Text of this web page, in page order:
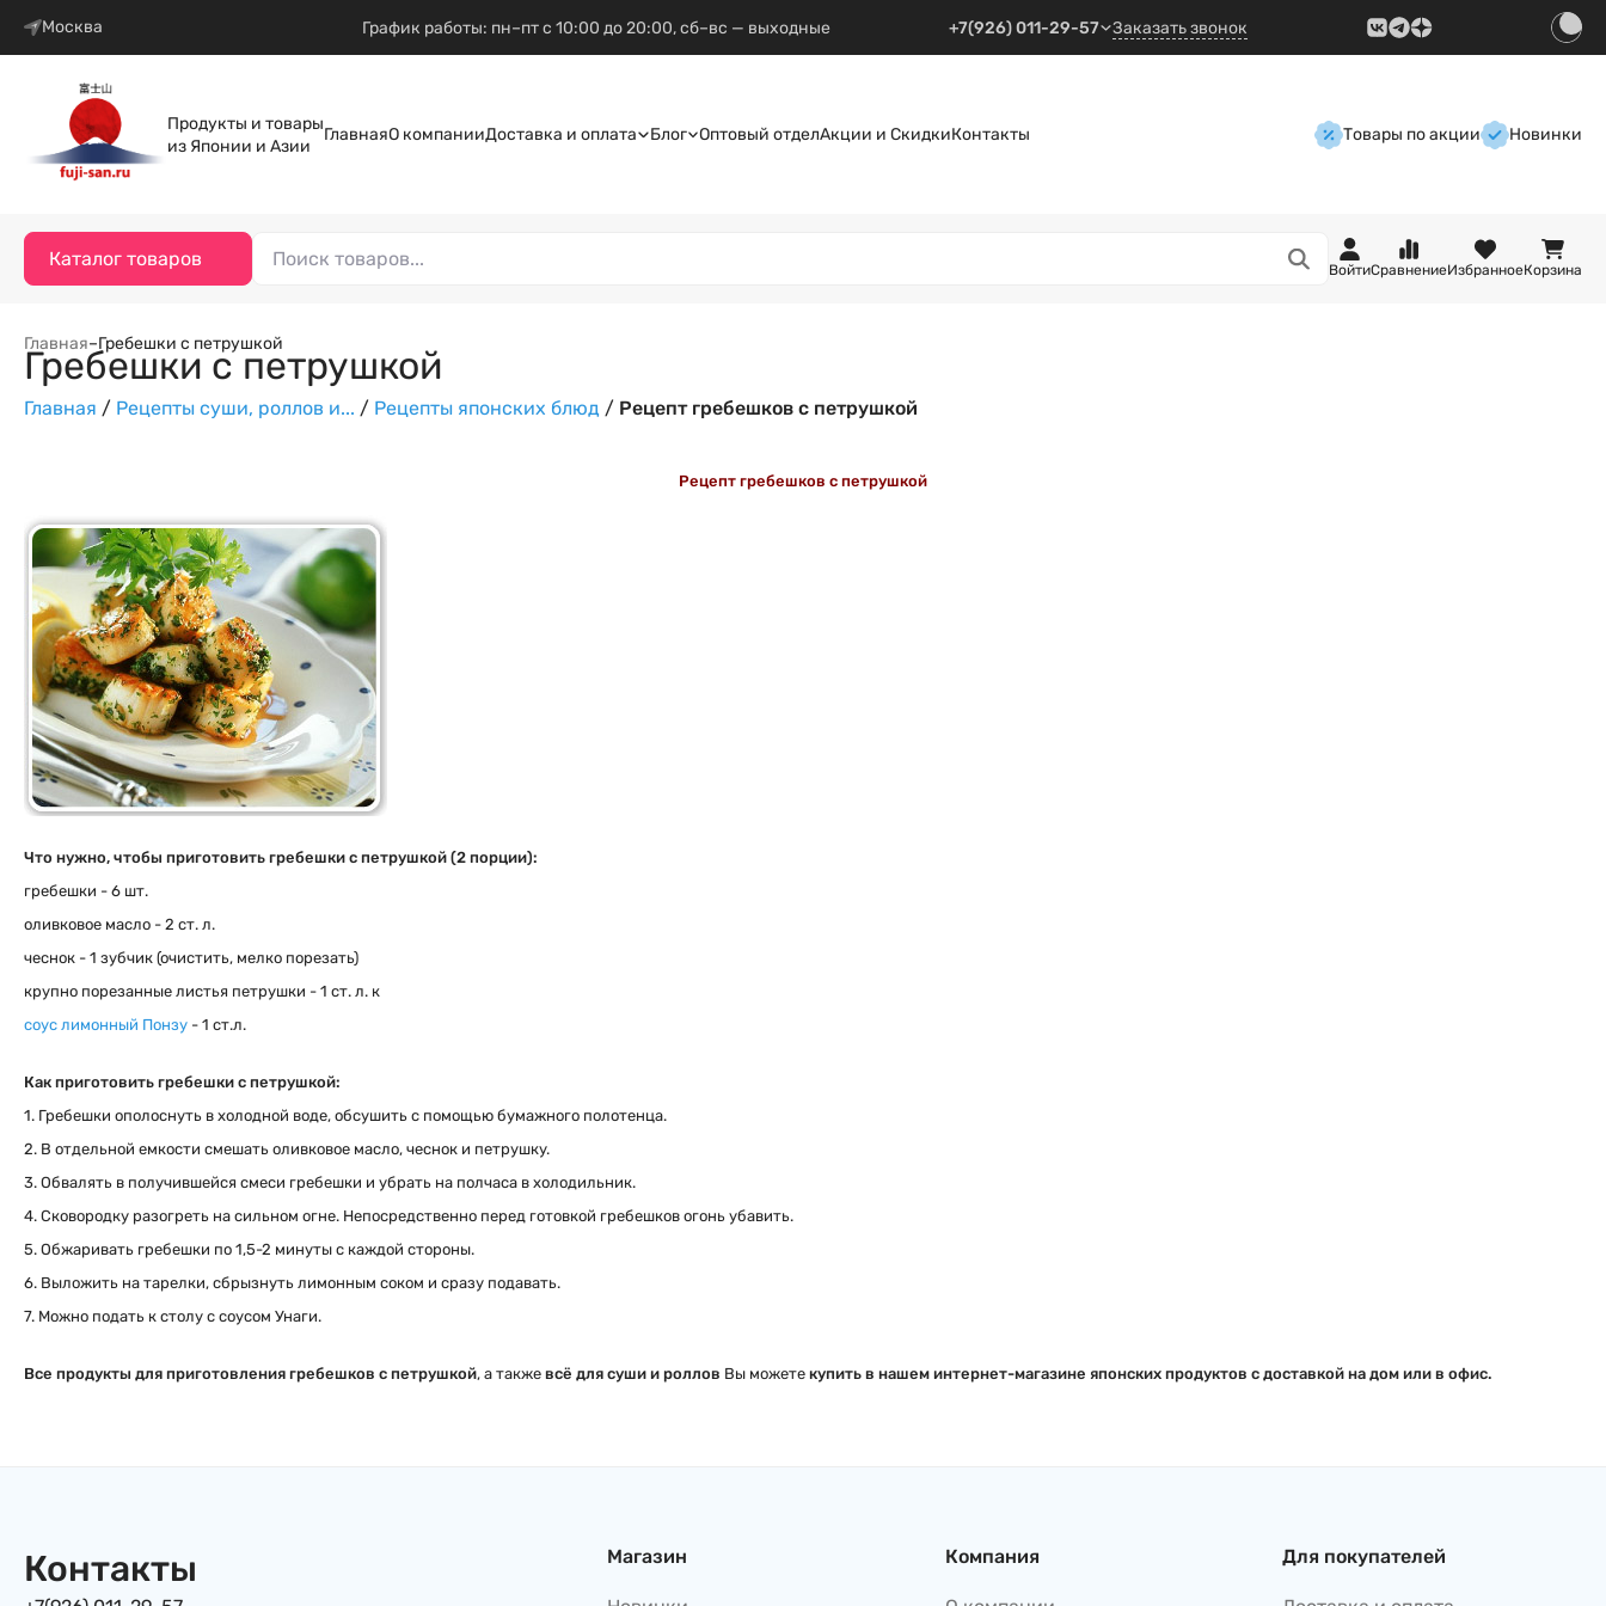
Москва График работы: пн–пт с 10:00 до 20:00, сб–вс — выходные +7(926) 011-29-57 Заказать звонок
Продукты и товары
из Японии и Азии
ГлавнаяО компанииДоставка и оплата Блог Оптовый отделАкции и СкидкиКонтакты Товары по акции Новинки
Каталог товаров
ВойтиСравнениеИзбранноеКорзина
Главная–Гребешки с петрушкой
Гребешки с петрушкой
Главная / Рецепты суши, роллов и... / Рецепты японских блюд / Рецепт гребешков с петрушкой
Рецепт гребешков с петрушкой
Что нужно, чтобы приготовить гребешки с петрушкой (2 порции):
гребешки - 6 шт.
оливковое масло - 2 ст. л.
чеснок - 1 зубчик (очистить, мелко порезать)
крупно порезанные листья петрушки - 1 ст. л. к
соус лимонный Понзу - 1 ст.л.
Как приготовить гребешки с петрушкой:
1. Гребешки ополоснуть в холодной воде, обсушить с помощью бумажного полотенца.
2. В отдельной емкости смешать оливковое масло, чеснок и петрушку.
3. Обвалять в получившейся смеси гребешки и убрать на полчаса в холодильник.
4. Сковородку разогреть на сильном огне. Непосредственно перед готовкой гребешков огонь убавить.
5. Обжаривать гребешки по 1,5-2 минуты с каждой стороны.
6. Выложить на тарелки, сбрызнуть лимонным соком и сразу подавать.
7. Можно подать к столу с соусом Унаги.
Все продукты для приготовления гребешков с петрушкой, а также всё для суши и роллов Вы можете купить в нашем интернет-магазине японских продуктов с доставкой на дом или в офис.
Контакты Магазин Компания Для покупателей